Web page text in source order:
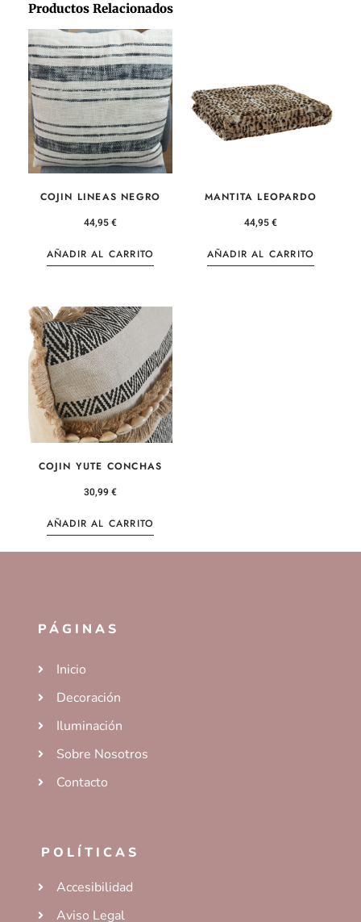
Productos Relacionados
COJIN LINEAS NEGRO
44,95€
AÑADIR AL CARRITO
MANTITA LEOPARDO
44,95€
AÑADIR AL CARRITO
COJIN YUTE CONCHAS
30,99€
AÑADIR AL CARRITO
PÁGINAS
Inicio
Decoración
Iluminación
Sobre Nosotros
Contacto
POLÍTICAS
Accesibilidad
Aviso Legal